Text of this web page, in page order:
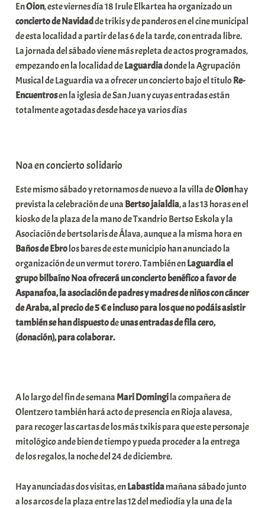
m
u
n
EnOion, este viernes día 18 Irule Elkartea ha organizado un
concierto de Navidadde trikis y de panderos en el cine municipal
de esta localidad a partir de las 6 de la tarde, con entrada libre.
La jornada del sábado viene más repleta de actos programados,
empezando en la localidad deLaguardiadonde la Agrupación
Musical de Laguardia va a ofrecer un concierto bajo el títuloRe-
Encuentrosen la iglesia de San Juan y cuyas entradas están
totalmente agotadas desde hace ya varios días
Noa en concierto solidario
Este mismo sábado y retornamos de nuevo a la villa deOionhay
prevista la celebración de una Bertso jaialdia, a las 13 horas en el
kiosko de la plaza de la mano de Txandrio Bertso Eskola y la
Asociación de bertsolaris de Álava, aunque a la misma hora en
Bañosde Ebrolos bares de este municipio han anunciado la
organización de un vermut torero. También enLaguardia el
grupo bilbaíno Noa ofrecerá un concierto benéfico a favor de
Aspanafoa, la asociación de padres y madres de niños con cáncer
de Araba, al precio de 5 € e incluso para los que no podáis asistir
también se han dispuesto deunas entradas de fila cero,
(donación), para colaborar.
A lo largo del fin de semana MariDomingila compañera de
Olentzero también hará acto de presencia en Rioja alavesa,
para recoger las cartas de los más txikis para que este personaje
mitológico ande bien de tiempo y pueda proceder a la entrega
de los regalos, la noche del 24 de diciembre.
Hay anunciadas dos visitas, enLabastidamañana sábado junto
a los arcos de la plaza entre las 12 del mediodía y la una de la